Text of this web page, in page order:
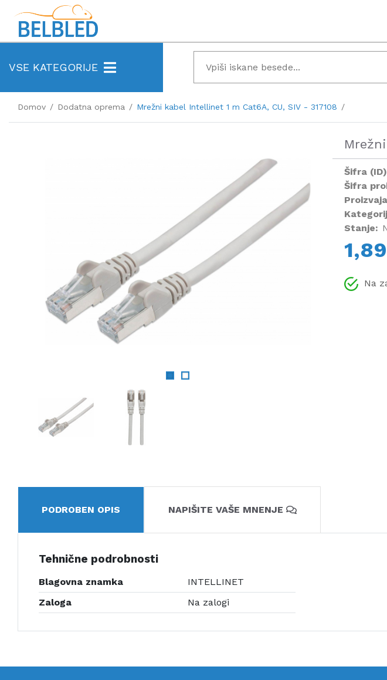
VSE KATEGORIJE
Domov Dodatna oprema Mrežni kabel Intellinet 1 m Cat6A, CU, SIV - 317108
Šifra
Šifra
Stanje:
Na
PODROBEN OPIS NAPIŠITE VAŠE MNENJE
Tehnične podrobnosti
Blagovna znamka
INTELLINET
Zaloga
Na zalogi